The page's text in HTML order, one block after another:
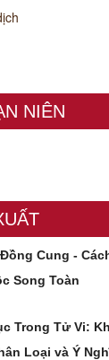
NIÊN
Cung -
Song Toàn
Trong Tử Vi:
Loại và Ý